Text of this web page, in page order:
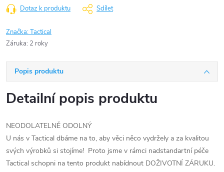
Dotaz k produktu Sdílet
Značka:Tactical
Záruka: 2 roky
Popis produktu
Detailní popis produktu
NEODOLATELNĚ ODOLNÝ
U nás v Tactical dbáme na to, aby věci něco vydržely a za kvalitou
svých výrobků si stojíme! Proto jsme v rámci nadstandartní péče
Tactical schopni na tento produkt nabídnout DOŽIVOTNÍ ZÁRUKU.